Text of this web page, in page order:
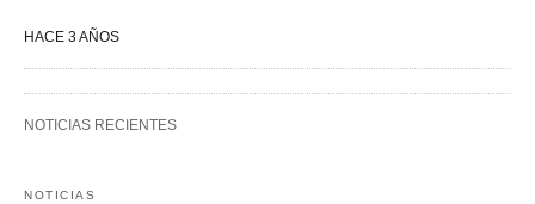
HACE 3 AÑOS
NOTICIAS RECIENTES
NOTICIAS